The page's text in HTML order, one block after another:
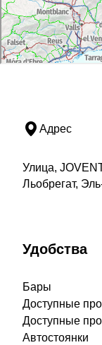
Адрес
Улица,
Льобрегат,
Удобства
Бары
Доступные
Доступные
Автостоянки